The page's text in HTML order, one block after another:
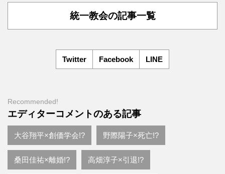
統一教会の記事一覧
Twitter Facebook LINE
Recommended!
エディターコメントのある記事
大谷翔平×創価学会!? 野際陽子×死亡!?
桑田佳祐×離婚!? 高畑淳子×引退!?